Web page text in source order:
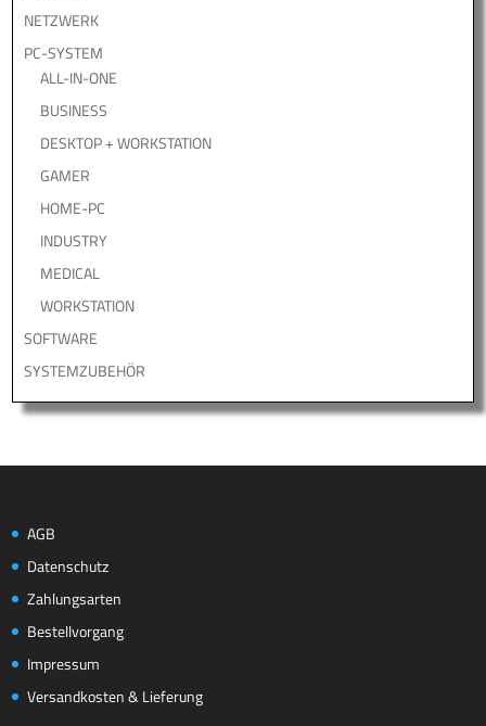
NETZWERK
PC-SYSTEM
ALL-IN-ONE
BUSINESS
DESKTOP + WORKSTATION
GAMER
HOME-PC
INDUSTRY
MEDICAL
WORKSTATION
SOFTWARE
SYSTEMZUBEHÖR
AGB
Datenschutz
Zahlungsarten
Bestellvorgang
Impressum
Versandkosten & Lieferung